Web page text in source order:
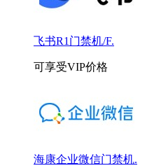
飞书R1门禁机/F.
可享受VIP价格
海康企业微信门禁机.